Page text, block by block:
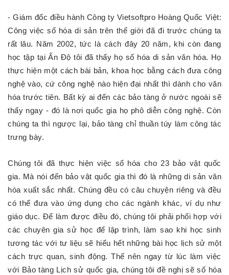
- Giám đốc điều hành Công ty Vietsoftpro Hoàng Quốc Việt:
Công việc số hóa di sản trên thế giới đã đi trước chúng ta
rất lâu. Năm 2002, tức là cách đây 20 năm, khi còn đang
học tập tại Ấn Độ tôi đã thấy họ số hóa di sản văn hóa. Họ
thực hiện một cách bài bản, khoa học bằng cách đưa công
nghệ vào, cứ công nghệ nào hiện đại nhất thì dành cho văn
hóa trước tiên. Bất kỳ ai đến các bảo tàng ở nước ngoài sẽ
thấy ngay - đó là nơi quốc gia họ phô diễn công nghệ. Còn
chúng ta thì ngược lại, bảo tàng chỉ thuần túy làm công tác
trưng bày.
Chúng tôi đã thực hiện việc số hóa cho 23 bảo vật quốc
gia. Mà nói đến bảo vật quốc gia thì đó là những di sản văn
hóa xuất sắc nhất. Chúng đều có câu chuyện riêng và đều
có thể đưa vào ứng dụng cho các ngành khác, ví dụ như
giáo dục. Để làm được điều đó, chúng tôi phải phối hợp với
các chuyên gia sử học để lập trình, làm sao khi học sinh
tương tác với tư liệu sẽ hiểu hết những bài học lịch sử một
cách trực quan, sinh động. Thế nên ngay từ lúc làm việc
với Bảo tàng Lịch sử quốc gia, chúng tôi đề nghị sẽ số hóa